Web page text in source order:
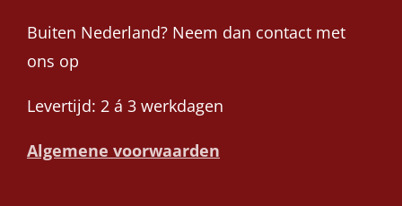
Buiten Nederland? Neem dan contact met
ons op
Levertijd: 2 á 3 werkdagen
Algemene voorwaarden